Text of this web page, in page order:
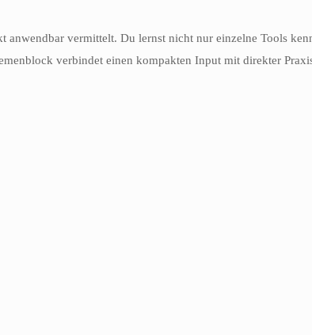
vermittelt. Du lernst nicht nur einzelne Tools
verbindet einen kompakten Input mit direkter